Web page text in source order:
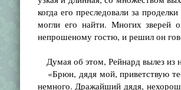
когда его преследовали за
могли его найти. Многих зверей
непрошеному гостю, и решил он
Думая об этом, Рейнард вылез из
«Брюн, дядя мой, приветствую
немного. Дражайший дядя,